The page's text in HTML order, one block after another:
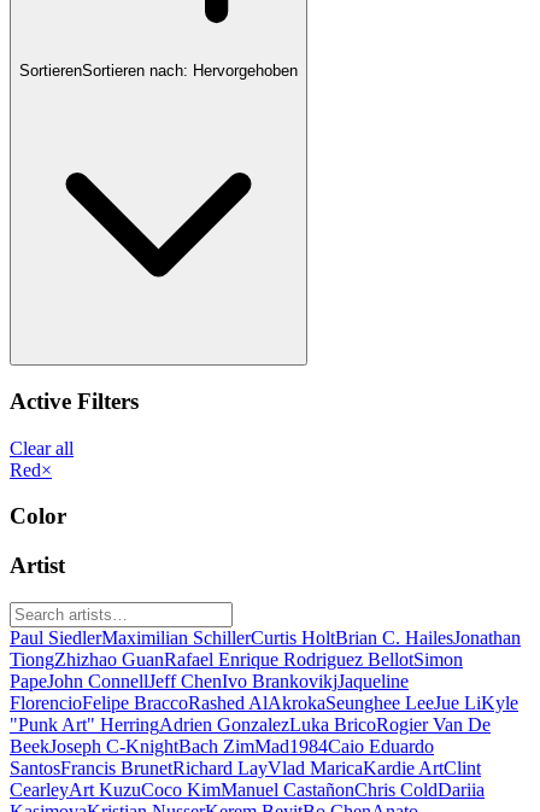
SortierenSortieren nach: Hervorgehoben
Active Filters
Clear all
Red×
Color
Artist
Paul SiedlerMaximilian SchillerCurtis HoltBrian C. HailesJonathan
TiongZhizhao GuanRafael Enrique Rodriguez BellotSimon
PapeJohn ConnellJeff ChenIvo BrankovikjJaqueline
FlorencioFelipe BraccoRashed AlAkrokaSeunghee LeeJue LiKyle
"Punk Art" HerringAdrien GonzalezLuka BricoRogier Van De
BeekJoseph C-KnightBach ZimMad1984Caio Eduardo
SantosFrancis BrunetRichard LayVlad MaricaKardie ArtClint
CearleyArt KuzuCoco KimManuel CastañonChris ColdDariia